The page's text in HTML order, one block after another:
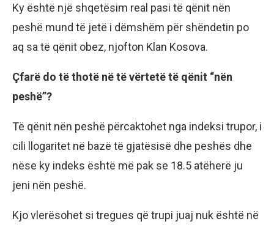
Ky është një shqetësim real pasi të qënit nën
peshë mund të jetë i dëmshëm për shëndetin po
aq sa të qënit obez, njofton Klan Kosova.
Çfarë do të thotë në të vërtetë të qënit “nën
peshë”?
Të qënit nën peshë përcaktohet nga indeksi trupor, i
cili llogaritet në bazë të gjatësisë dhe peshës dhe
nëse ky indeks është më pak se 18.5 atëherë ju
jeni nën peshë.
Kjo vlerësohet si tregues që trupi juaj nuk është në